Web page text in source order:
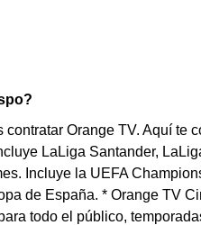
Orange TV. Aquí te
LaLiga Santander,
Incluye la UEFA
de España. * Orange TV
todo el público,